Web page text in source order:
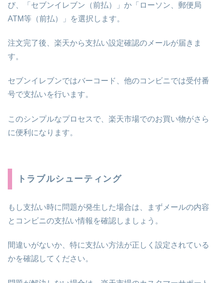
び、「セブンイレブン（前払）」か「ローソン、郵便局
ATM等（前払）」を選択します。
注文完了後、楽天から支払い設定確認のメールが届きま
す。
セブンイレブンではバーコード、他のコンビニでは受付番
号で支払いを行います。
このシンプルなプロセスで、楽天市場でのお買い物がさら
に便利になります。
トラブルシューティング
もし支払い時に問題が発生した場合は、まずメールの内容
とコンビニの支払い情報を確認しましょう。
間違いがないか、特に支払い方法が正しく設定されている
かを確認してください。